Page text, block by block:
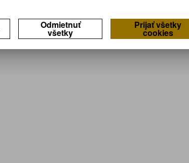
Odmietnuť
všetky
Prijať všetky
cookies